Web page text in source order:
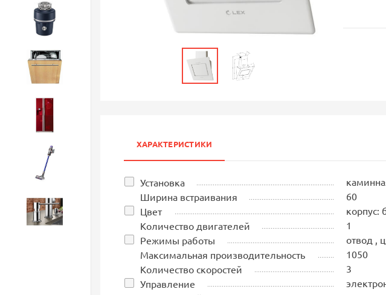
Бытовая техника
ХАРАКТЕРИСТИКИ
Установка
Ширина встраивания
60
Цвет
корпус:
Количество двигателей
1
Режимы работы
отвод ,
Максимальная производительность
1050
Количество скоростей
3
Управление